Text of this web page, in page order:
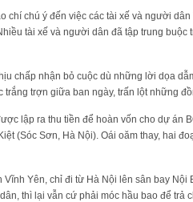
chí chú ý đến việc các tài xế và người
tài xế và người dân đã tập trung
chấp nhận bỏ cuộc dù những lời dọa
trợn giữa ban ngày, trấn lột những
lập ra thu tiền để hoàn vốn cho dự án
(Sóc Sơn, Hà Nội). Oái oăm thay, hai
Yên, chỉ đi từ Hà Nội lên sân bay
thì lại vẫn cứ phải móc hầu bao để trả